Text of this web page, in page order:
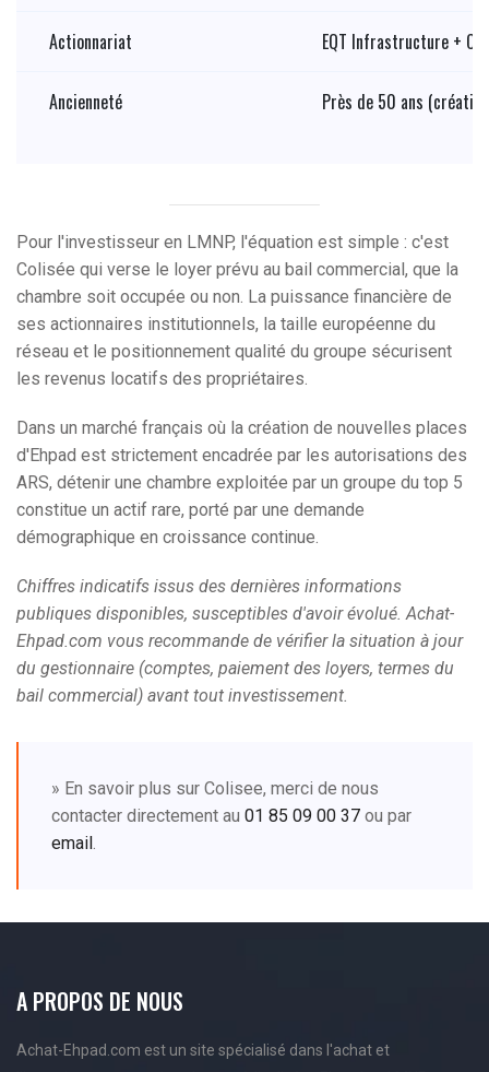
Actionnariat EQT Infrastructure +
Ancienneté Près de 50 ans
Pour l'investisseur en LMNP, l'équation est simple : c'est
Colisée qui verse le loyer prévu au bail commercial, que la
chambre soit occupée ou non. La puissance financière de
ses actionnaires institutionnels, la taille européenne du
réseau et le positionnement qualité du groupe sécurisent
les revenus locatifs des propriétaires.
Dans un marché français où la création de nouvelles places
d'Ehpad est strictement encadrée par les autorisations des
ARS, détenir une chambre exploitée par un groupe du top 5
constitue un actif rare, porté par une demande
démographique en croissance continue.
Chiffres indicatifs issus des dernières informations
publiques disponibles, susceptibles d'avoir évolué. Achat-
Ehpad.com vous recommande de vérifier la situation à jour
du gestionnaire (comptes, paiement des loyers, termes du
bail commercial) avant tout investissement.
» En savoir plus sur Colisee, merci de nous
contacter directement au 01 85 09 00 37 ou par
email
A PROPOS DE NOUS
Achat-Ehpad.com est un site spécialisé dans l'achat et